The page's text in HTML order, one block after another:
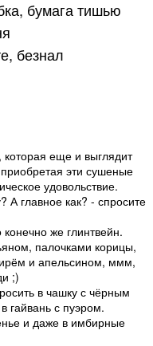
бумага тишью
безнал
еще и выглядит
эти сушеные
удовольствие.
А главное как? - спросите
же глинтвейн.
палочками корицы,
и апельсином, ммм,
;)
в чашку с чёрным
гайвань с пуэром.
и даже в имбирные